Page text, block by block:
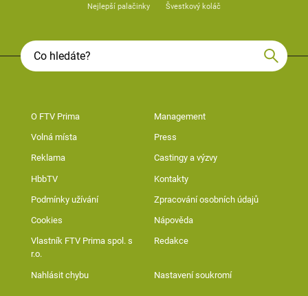
Nejlepší palačinky Švestkový koláč
O FTV Prima Management
Volná místa Press
Reklama Castingy a výzvy
HbbTV Kontakty
Podmínky užívání Zpracování osobních údajů
Cookies Nápověda
Vlastník FTV Prima spol. s
r.o.
Redakce
Nahlásit chybu Nastavení soukromí